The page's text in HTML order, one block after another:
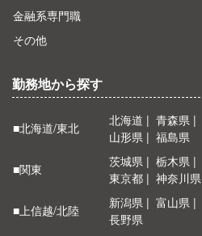
金融系専門職
その他
勤務地から探す
■北海道/東北 北海道 青森県
山形県
福島県
■関東
茨城県 栃木県
東京都
神奈川県
■上信越/北陸
新潟県 富山県
長野県